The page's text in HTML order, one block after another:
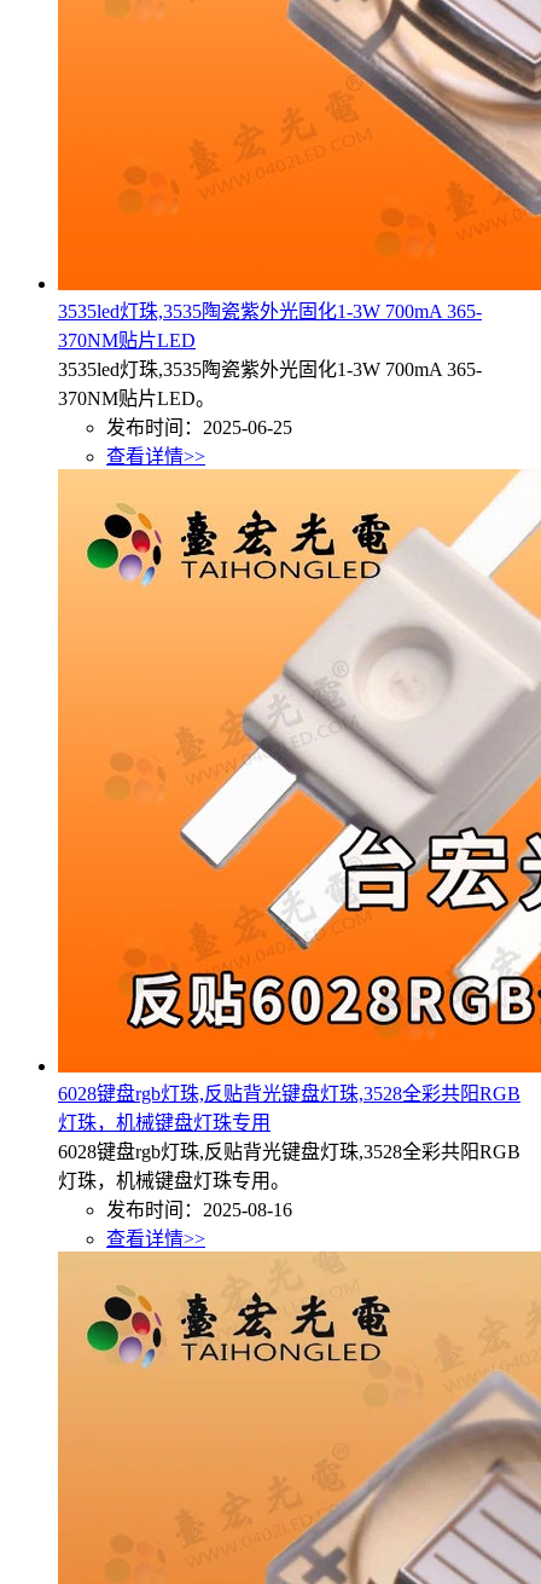
3535led灯珠,3535陶瓷紫外光固化1-3W 700mA 365-
370NM贴片LED
3535led灯珠,3535陶瓷紫外光固化1-3W 700mA 365-
370NM贴片LED。
发布时间：2025-06-25
查看详情>>
6028键盘rgb灯珠,反贴背光键盘灯珠,3528全彩共阳RGB
灯珠，机械键盘灯珠专用
6028键盘rgb灯珠,反贴背光键盘灯珠,3528全彩共阳RGB
灯珠，机械键盘灯珠专用。
发布时间：2025-08-16
查看详情>>